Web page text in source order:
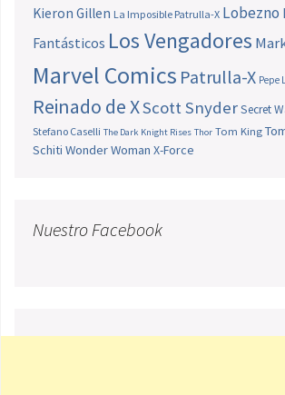
Kieron Gillen La Imposible Patrulla-X Lobezno
Fantásticos Los Vengadores
Marvel Comics Patrulla-X Pepe
Reinado de XScott SnyderSecret
Stefano Caselli The Dark Knight Rises Thor Tom King
Schiti Wonder Woman X-Force
Nuestro Facebook